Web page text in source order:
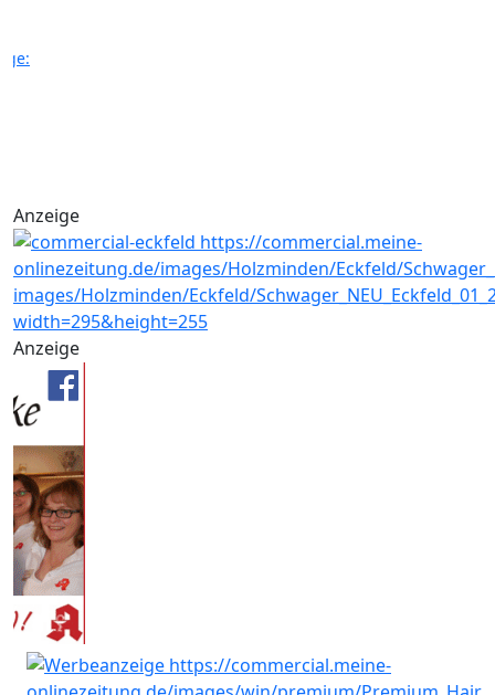
Anzeige
Anzeige